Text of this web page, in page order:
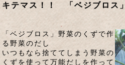
キテマス！！ 「ベジブロス」
「ベジブロス」野菜のくずで作
る野菜のだし
いつもなら捨ててしまう野菜の
くずを使って万能だしを作って